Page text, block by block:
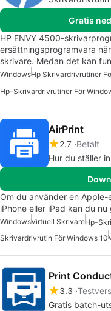
Gratis
HP ENVY 4500-
ersättningsprogramvara
skrivare. Medan det kan
WindowsHp Skrivardrivrutiner
Hp-Skrivardrivrutiner För
AirPrint
2.7 Betalt
Hur du ställer
Om du använder en
iPhone eller iPad kan du
WindowsVirtuell SkrivareHp-
Skrivardrivrutin För Windows 10
Print
3.3
Gratis batch-